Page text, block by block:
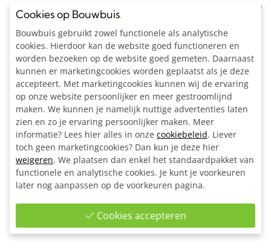
Zwarte steigerbuis tafel onderstel bouwpakket (excl. tafelblad)
uit zwarte buis Ø 26,9 mmvoor zelfdragend tafelblad
dit onderstel geen bovenliggers heeft dient het tafelblad
zelfdragend te zijn.
Bestel het onderstel minimaal enkele centimeters kleiner
dan het tafelblad zodat de koppelingen niet buiten het
tafelblad steken.
Inclusief:
Alle materialen op maat gezaagd
8x Ronde wand/plafond/voetplaat zwart Ø 26,9 mm
6x Kort T-stuk Zwart Ø 26,9 mm
1x Inbussleutel voor buiskoppeling Ø 26,9 - Ø 33,7 mm
Cookies op Bouwbuis.
Bouwbuis gebruikt zowel functionele als analytische
cookies. Hierdoor kan de website goed functioneren en
worden bezoeken op de website goed gemeten. Daarnaast
kunnen er marketingcookies worden geplaatst als je deze
accepteert. Met marketingcookies kunnen wij de ervaring
op onze website persoonlijker en meer gestroomlijnd
maken. We kunnen je namelijk nuttige advertenties laten
zien en zo je ervaring persoonlijker maken. Meer
informatie? Lees hier alles in onze cookiebeleid. Liever
toch geen marketingcookies? Dan kun je deze hier
weigeren. We plaatsen dan enkel het standaardpakket van
functionele en analytische cookies. Je kunt je voorkeuren
later nog aanpassen op de voorkeuren pagina.
Cookies accepteren